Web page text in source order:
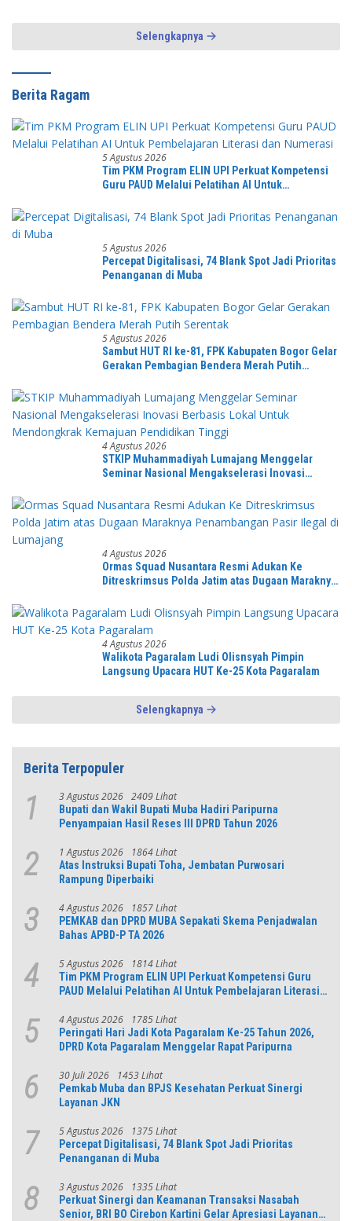
Selengkapnya
Berita Ragam
5 Agustus 2026
Tim PKM Program ELIN UPI Perkuat Kompetensi
Guru PAUD Melalui Pelatihan AI Untuk
5 Agustus 2026
Percepat Digitalisasi, 74 Blank Spot Jadi Prioritas
Penanganan di Muba
5 Agustus 2026
Sambut HUT RI ke-81, FPK Kabupaten Bogor Gelar
Gerakan Pembagian Bendera Merah Putih
4 Agustus 2026
STKIP Muhammadiyah Lumajang Menggelar
Seminar Nasional Mengakselerasi Inovasi
Pendidikan Tinggi
4 Agustus 2026
Ormas Squad Nusantara Resmi Adukan Ke
Ditreskrimsus Polda Jatim atas Dugaan Maraknya
4 Agustus 2026
Walikota Pagaralam Ludi Olisnsyah Pimpin
Langsung Upacara HUT Ke-25 Kota Pagaralam
Selengkapnya
Berita Terpopuler
1 3 Agustus 2026 2409 Lihat
Bupati dan Wakil Bupati Muba Hadiri Paripurna
Penyampaian Hasil Reses III DPRD Tahun 2026
2 1 Agustus 2026 1864 Lihat
Atas Instruksi Bupati Toha, Jembatan Purwosari
Rampung Diperbaiki
3 4 Agustus 2026 1857 Lihat
PEMKAB dan DPRD MUBA Sepakati Skema Penjadwalan
Bahas APBD-P TA 2026
4 5 Agustus 2026 1814 Lihat
Tim PKM Program ELIN UPI Perkuat Kompetensi Guru
PAUD Melalui Pelatihan AI Untuk Pembelajaran Literasi
5 4 Agustus 2026 1785 Lihat
Peringati Hari Jadi Kota Pagaralam Ke-25 Tahun 2026,
DPRD Kota Pagaralam Menggelar Rapat Paripurna
6 30 Juli 2026 1453 Lihat
Pemkab Muba dan BPJS Kesehatan Perkuat Sinergi
Layanan JKN
7 5 Agustus 2026 1375 Lihat
Percepat Digitalisasi, 74 Blank Spot Jadi Prioritas
Penanganan di Muba
8 3 Agustus 2026 1335 Lihat
Perkuat Sinergi dan Keamanan Transaksi Nasabah
Senior, BRI BO Cirebon Kartini Gelar Apresiasi Layanan